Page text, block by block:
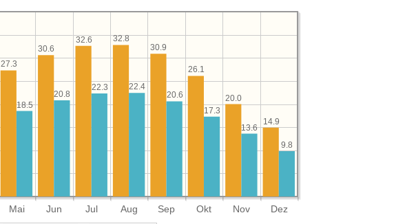
Mai Jun Jul Aug Sep Okt Nov Dez
14.9
20.0
26.1
30.9
32.8
32.6
30.6
27.3
9.8
13.6
17.3
20.6
22.4
22.3
20.8
18.5